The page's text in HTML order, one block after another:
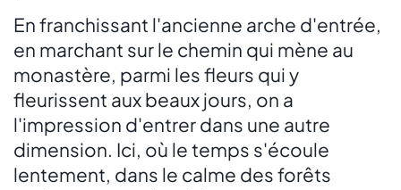
En franchissant l'ancienne arche d'entrée,
en marchant sur le chemin qui mène au
monastère, parmi les fleurs qui y
fleurissent aux beaux jours, on a
l'impression d'entrer dans une autre
dimension. Ici, où le temps s'écoule
lentement, dans le calme des forêts